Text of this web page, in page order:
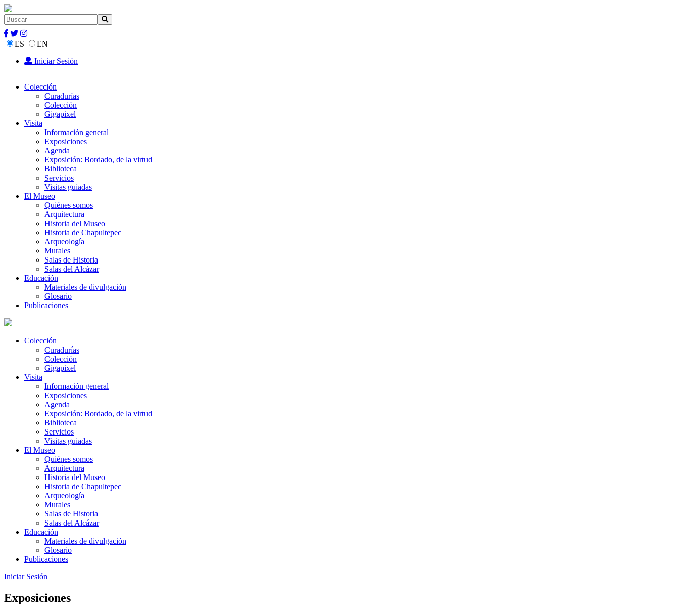
ES
EN
Iniciar Sesión
Colección
Curadurías
Colección
Gigapixel
Visita
Información general
Exposiciones
Agenda
Exposición: Bordado, de la virtud
Biblioteca
Servicios
Visitas guiadas
El Museo
Quiénes somos
Arquitectura
Historia del Museo
Historia de Chapultepec
Arqueología
Murales
Salas de Historia
Salas del Alcázar
Educación
Materiales de divulgación
Glosario
Publicaciones
Colección
Curadurías
Colección
Gigapixel
Visita
Información general
Exposiciones
Agenda
Exposición: Bordado, de la virtud
Biblioteca
Servicios
Visitas guiadas
El Museo
Quiénes somos
Arquitectura
Historia del Museo
Historia de Chapultepec
Arqueología
Murales
Salas de Historia
Salas del Alcázar
Educación
Materiales de divulgación
Glosario
Publicaciones
Iniciar Sesión
Exposiciones